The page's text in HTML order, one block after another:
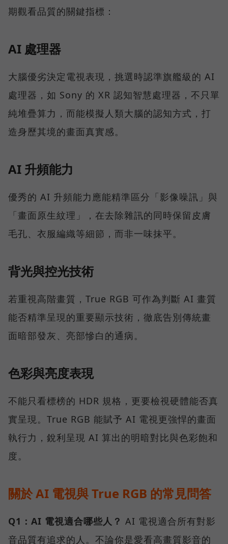
期觀看品質的關鍵指標：
AI 處理器
大腦優劣決定電視表現，挑選時認準旗艦級的 AI
處理器，如 Sony 的 XR 認知智慧處理器，不只單
純堆疊算力，而能模擬人類大腦的認知方式，打
造身歷其境的畫面真實感。
AI 升頻能力
優秀的 AI 升頻能力應能精準區分「影像噪訊」與
「畫面原生紋理」，在去除雜訊的同時保留皮膚
毛孔、衣服編織等細節，而非一味抹平。
背光與控光技術
若重視高階畫質，True RGB 可作為判斷 AI 畫質
能否精準呈現的重要顯示技術，徹底告別傳統畫
面暗部發灰、亮部慘白的通病。
色彩與亮度表現
不能只看標榜的 HDR 規格，更要檢視硬體能否真
實呈現。True RGB 能賦予 AI 電視更強悍的畫面
執行力，銳利呈現 AI 算出的明暗對比與色彩飽和
度。
關於 AI 電視與 True RGB 的常見問答
Q1：AI 電視適合哪些人？ AI 電視適合所有對影
音品質有追求的人。不論你是愛看高畫質影音的